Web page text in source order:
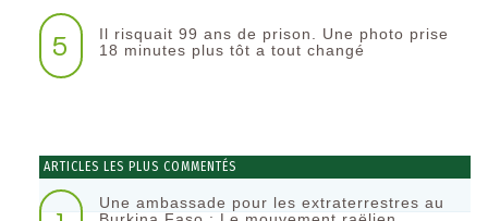
5
Il risquait 99 ans de prison. Une photo prise
18 minutes plus tôt a tout changé
ARTICLES LES PLUS COMMENTÉS
Une ambassade pour les extraterrestres au